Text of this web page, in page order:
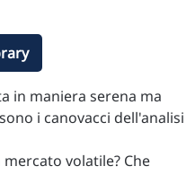
in maniera serena ma
i canovacci dell'analisi
volatile? Che